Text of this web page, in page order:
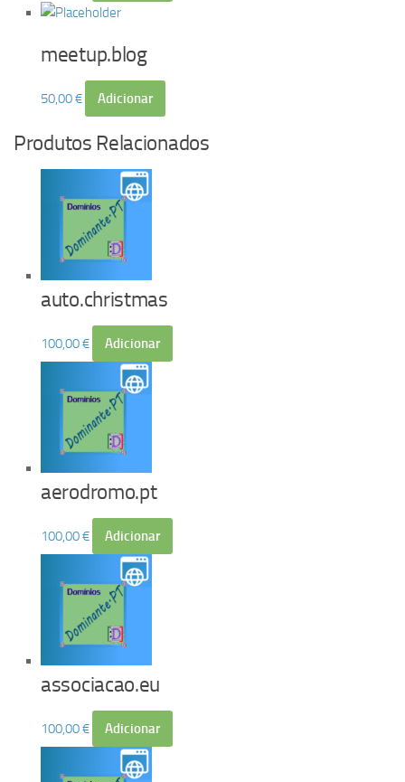
meetup.blog
50,00€ Adicionar
Produtos Relacionados
auto.christmas
100,00€ Adicionar
aerodromo.pt
100,00€ Adicionar
associacao.eu
100,00€ Adicionar